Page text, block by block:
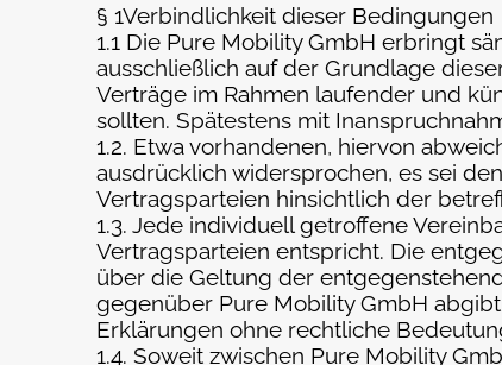
§ 1Verbindlichkeit dieser Bedingungen
1.1 Die Pure Mobility GmbH erbringt
ausschließlich auf der Grundlage
Verträge im Rahmen laufender und
sollten. Spätestens mit
1.2. Etwa vorhandenen, hiervon
ausdrücklich widersprochen, es sei
Vertragsparteien hinsichtlich der
1.3. Jede individuell getroffene
Vertragsparteien entspricht. Die
über die Geltung der
gegenüber Pure Mobility GmbH
Erklärungen ohne rechtliche
1.4. Soweit zwischen Pure Mobility